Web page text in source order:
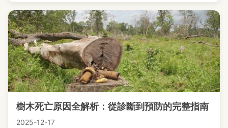
樹木死亡原因全解析：從診斷到預防的完整指南
2025-12-17